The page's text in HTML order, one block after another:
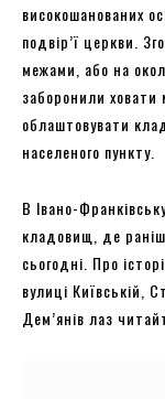
високошанованих
подвір’ї церкви.
межами, або на
заборонили ховати
облаштовувати
населеного пункту.
В Івано-
кладовищ, де
сьогодні. Про
вулиці Київській,
Дем’янів лаз